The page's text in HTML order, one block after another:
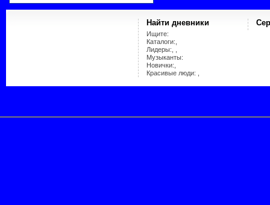
Найти дневники
Ищите:
Каталоги:,
Лидеры:, ,
Музыканты:
Новички:,
Красивые люди: ,